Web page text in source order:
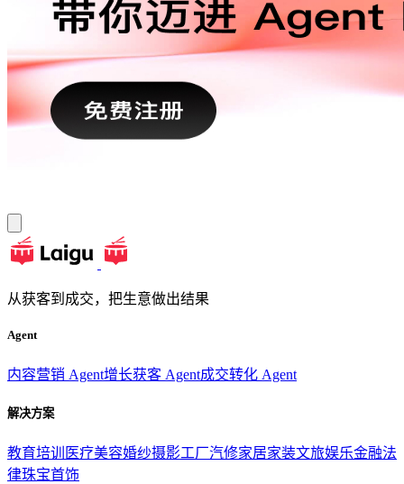
从获客到成交，把生意做出结果
Agent
内容营销 Agent增长获客 Agent成交转化 Agent
解决方案
教育培训 医疗美容婚纱摄影工厂汽修家居家装文旅娱乐金融法
律珠宝首饰